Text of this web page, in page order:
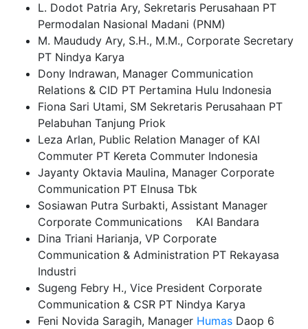
L. Dodot Patria Ary, Sekretaris Perusahaan PT
Permodalan Nasional Madani (PNM)
M. Maududy Ary, S.H., M.M., Corporate Secretary
PT Nindya Karya
Dony Indrawan, Manager Communication
Relations & CID PT Pertamina Hulu Indonesia
Fiona Sari Utami, SM Sekretaris Perusahaan PT
Pelabuhan Tanjung Priok
Leza Arlan, Public Relation Manager of KAI
Commuter PT Kereta Commuter Indonesia
Jayanty Oktavia Maulina, Manager Corporate
Communication PT Elnusa Tbk
Sosiawan Putra Surbakti, Assistant Manager
Corporate Communications KAI Bandara
Dina Triani Harianja, VP Corporate
Communication & Administration PT Rekayasa
Industri
Sugeng Febry H., Vice President Corporate
Communication & CSR PT Nindya Karya
Feni Novida Saragih, Manager Humas Daop 6